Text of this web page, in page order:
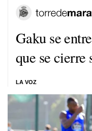
Gaku se
que se cierre
LA VOZ